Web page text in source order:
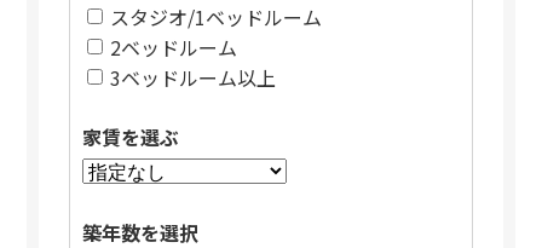
スタジオ/1ベッドルーム
2ベッドルーム
3ベッドルーム以上
家賃を選ぶ
築年数を選択